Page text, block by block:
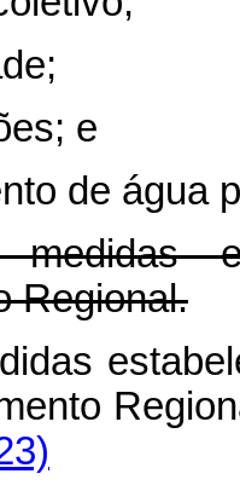
e
de água
Regional.